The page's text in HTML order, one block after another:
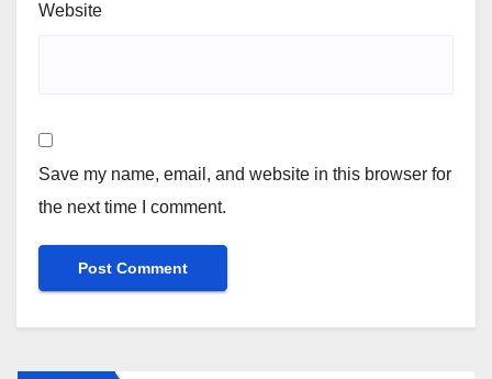
Website
Save my name, email, and website in this browser for
the next time I comment.